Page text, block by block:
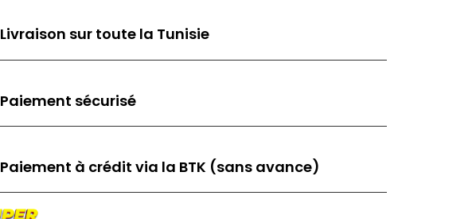
Livraison sur toute la Tunisie
Paiement sécurisé
Paiement à crédit via la BTK (sans avance)